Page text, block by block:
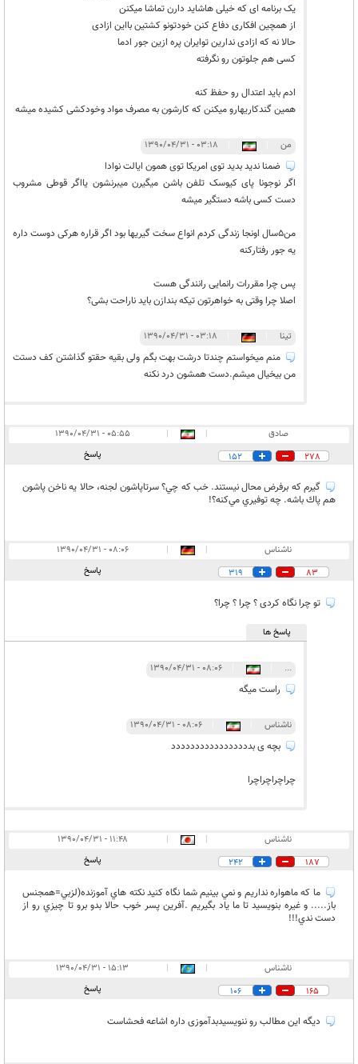
یک برنامه ای که خیلی هاشاید دارن تماشا میکنن
از همچین افکاری دفاع کنن خودتونو کشتین بااین ازادی
حالا نه که ازادی ندارین توایران پره ازین جور ادما
کسی هم جلوتون رو نگرفته
ادم باید اعتدال رو حفظ کنه
همین گندکاریهارو میکنن که کارشون به مصرف مواد وخودکشی کشیده میشه
من ۰۳:۱۸ - ۱۳۹۰/۰۴/۳۱
ضمنا ندید بدید توی امریکا توی همون ایالت نوادا
اگر نوجونا پای کیوسک تلفن باشن میگیرن میبرنشون یااگر قوطی مشروب
دست کسی باشه دستگیر میشه
من5سال اونجا زندگی کردم انواع سخت گیریها بود اگر قراره هرکی دوست داره
یه جور رفتارکنه
پس چرا مقررات رانمایی رانندگی هست
اصلا چرا وقتی به خواهرتون تیکه بندازن باید ناراحت بشی؟
تینا ۰۳:۱۸ - ۱۳۹۰/۰۴/۳۱
منم میخواستم چندتا درشت بهت بگم ولی بقیه حقتو گذاشتن کف دستت
من بیخیال میشم.دست همشون درد نکنه
صادق |
|
۰۵:۵۵ - ۱۳۹۰/۰۴/۳۱
278
152 پاسخ
گيرم كه برفرض محال نيستند. خب كه چي؟ سرتاپاشون لجنه، حالا يه ناخن پاشون
هم پاك باشه. چه توفيري مي‌كنه؟!
ناشناس |
|
۰۸:۰۶ - ۱۳۹۰/۰۴/۳۱
83
319 پاسخ
تو چرا نگاه کردی ؟ چرا ؟ چرا؟
پاسخ ها
... ۰۸:۰۶ - ۱۳۹۰/۰۴/۳۱
راست میگه
ناشناس ۰۸:۰۶ - ۱۳۹۰/۰۴/۳۱
بچه ی بددددددددددددددددد
چراچراچراچرا
ناشناس |
|
۱۱:۴۸ - ۱۳۹۰/۰۴/۳۱
187
242 پاسخ
ما كه ماهواره نداريم و نمي بينيم شما نگاه كنيد نكته هاي آموزنده(لزبي=همجنس
باز..... و غيره بنويسيد تا ما ياد بگيريم .آفرين پسر خوب حالا بدو برو تا چيزي رو از
دست ندي!!!
ناشناس |
|
۱۵:۱۳ - ۱۳۹۰/۰۴/۳۱
165
106 پاسخ
دیگه این مطالب رو ننویسیدبدآموزی داره اشاعه فحشاست